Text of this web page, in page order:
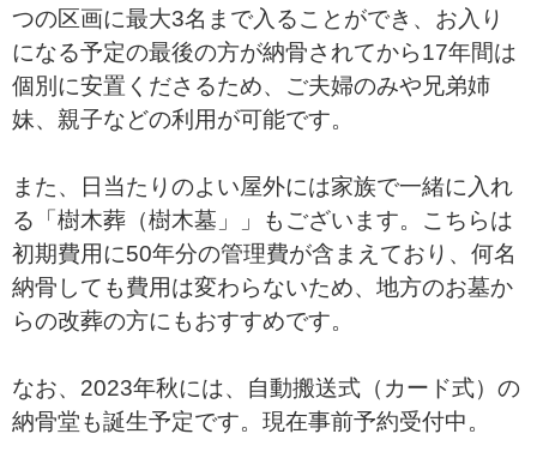
つの区画に最大3名まで入ることができ、お入り
になる予定の最後の方が納骨されてから17年間は
個別に安置くださるため、ご夫婦のみや兄弟姉
妹、親子などの利用が可能です。
また、日当たりのよい屋外には家族で一緒に入れ
る「樹木葬（樹木墓」」もございます。こちらは
初期費用に50年分の管理費が含まえており、何名
納骨しても費用は変わらないため、地方のお墓か
らの改葬の方にもおすすめです。
なお、2023年秋には、自動搬送式（カード式）の
納骨堂も誕生予定です。現在事前予約受付中。